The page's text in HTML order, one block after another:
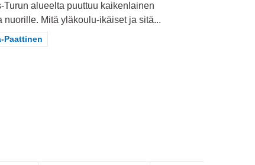
Turun alueelta puuttuu kaikenlainen
nuorille. Mitä yläkoulu-ikäiset ja sitä...
teeman mukaan: Maaria-Paattinen
Paattinen